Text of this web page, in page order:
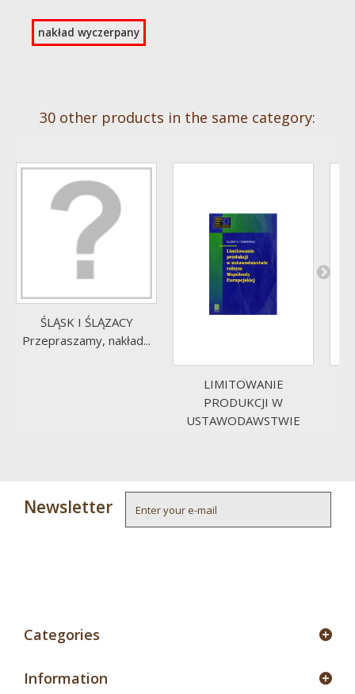
nakład wyczerpany
30 other products in the same category:
ŚLĄSK I ŚLĄZACY
Przepraszamy, nakład...
LIMITOWANIE
PRODUKCJI W
USTAWODAWSTWIE
Newsletter
Categories
Information